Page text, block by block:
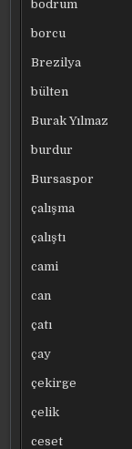
bodrum
borcu
Brezilya
bülten
Burak Yılmaz
burdur
Bursaspor
çalışma
çalıştı
cami
can
çatı
çay
çekirge
çelik
ceset